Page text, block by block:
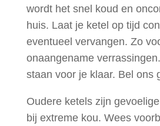
wordt het snel koud en
huis. Laat je ketel op tijd
eventueel vervangen. Zo
onaangename
staan voor je klaar. Bel ons
Oudere ketels zijn
bij extreme kou. Wees